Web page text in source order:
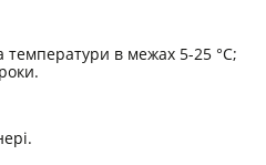
температури в межах 5-25 °С;